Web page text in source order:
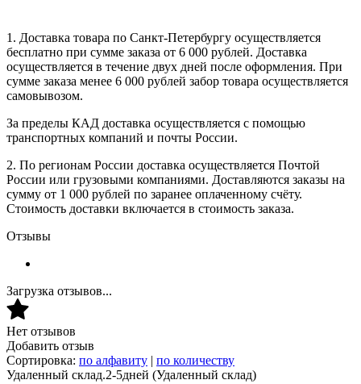
1. Доставка товара по Санкт-Петербургу осуществляется
бесплатно при сумме заказа от 6 000 рублей. Доставка
осуществляется в течение двух дней после оформления. При
сумме заказа менее 6 000 рублей забор товара осуществляется
самовывозом.
За пределы КАД доставка осуществляется с помощью
транспортных компаний и почты России.
2. По регионам России доставка осуществляется Почтой
России или грузовыми компаниями. Доставляются заказы на
сумму от 1 000 рублей по заранее оплаченному счёту.
Стоимость доставки включается в стоимость заказа.
Отзывы
Загрузка отзывов...
Нет отзывов
Добавить отзыв
Сортировка: по алфавиту | по количеству
Удаленный склад.2-5дней (Удаленный склад)